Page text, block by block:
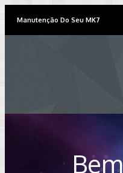
Manutenção Do Seu MK7